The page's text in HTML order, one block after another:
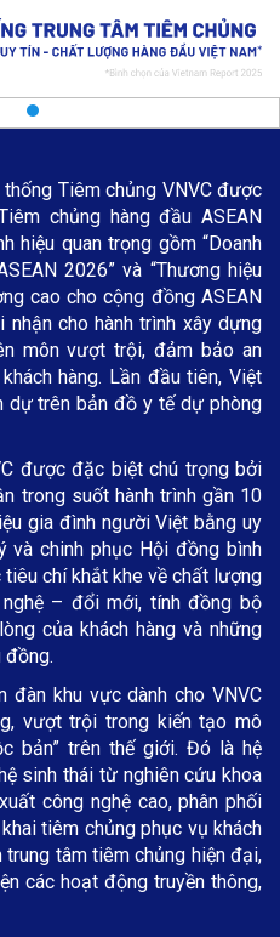
Tiêm chủng VNVC được
chủng hàng đầu ASEAN
hiệu quan trọng gồm “Doanh
2026” và “Thương hiệu
cao cho cộng đồng ASEAN
cho hành trình xây dựng
môn vượt trội, đảm bảo an
hàng. Lần đầu tiên, Việt
dự trên bản đồ y tế dự phòng
được đặc biệt chú trọng bởi
trong suốt hành trình gần 10
gia đình người Việt bằng uy
và chinh phục Hội đồng bình
chí khắt khe về chất lượng
– đổi mới, tính đồng bộ
của khách hàng và những
khu vực dành cho VNVC
vượt trội trong kiến tạo mô
bản” trên thế giới. Đó là hệ
sinh thái từ nghiên cứu khoa
công nghệ cao, phân phối
tiêm chủng phục vụ khách
tâm tiêm chủng hiện đại,
các hoạt động truyền thông,